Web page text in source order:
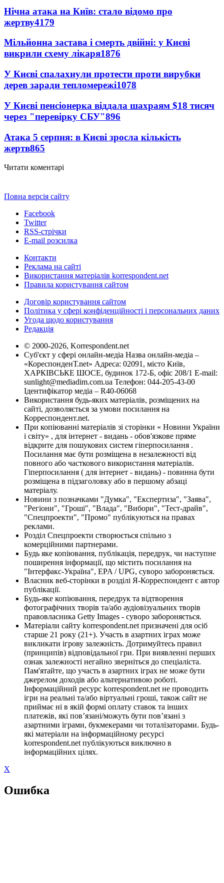
Нічна атака на Київ: стало відомо про
жертву4179
Мільйонна застава і смерть двійні: у Києві
викрили схему лікаря1876
У Києві спалахнули протести проти вирубки
дерев заради тепломережі1078
У Києві пенсіонерка віддала шахраям $18 тисяч
через "перевірку СБУ"896
Атака 5 серпня: в Києві зросла кількість
жертв865
Читати коментарі
Повна версія сайту
Facebook
Twitter
RSS-стрічки
E-mail розсилка
Контакти
Реклама на сайті
Використання матеріалів korrespondent.net
Правила користування сайтом
Договір користування сайтом
Політика у сфері конфіденційності і персональних даних
Угода щодо користування
Редакція
© 2000-2026, Korrespondent.net
Суб'єкт у сфері онлайн-медіа Назва онлайн-медіа –
«КореспонденТ.net» Адреса: 02091, місто Київ,
ХАРКІВСЬКЕ ШОСЕ, будинок 172-Б, офіс 208/1 E-mail:
sunlight@mediadim.com.ua Телефон: 044-205-43-00
Ідентифікатор медіа – R40-06068
Використання будь-яких матеріалів, розміщених на
сайті, дозволяється за умови посилання на
Корреспондент.net.
При копіюванні матеріалів зі сторінки « Новини України
і світу» , для інтернет - видань - обов'язкове пряме
відкрите для пошукових систем гіперпосилання .
Посилання має бути розміщена в незалежності від
повного або часткового використання матеріалів.
Гіперпосилання ( для інтернет - видань) - повинна бути
розміщена в підзаголовку або в першому абзаці
матеріалу.
Новини з позначками "Думка", "Експертиза", "Заява",
"Регіони", "Гроші", "Влада", "Вибори", "Тест-драйв",
"Спецпроекти", "Промо" публікуються на правах
реклами.
Розділ Спецпроекти створюється спільно з
комерційними партнерами.
Будь яке копіювання, публікація, передрук, чи наступне
поширення інформації, що містить посилання на
"Інтерфакс-Україна", EPA / UPG, суворо забороняється.
Власник веб-сторінки в розділі Я-Корреспондент є автор
публікації.
Будь-яке копіювання, передрук та відтворення
фотографічних творів та/або аудіовізуальних творів
правовласника Getty Images - суворо забороняється.
Матеріали сайту korrespondent.net призначені для осіб
старше 21 року (21+). Участь в азартних іграх може
викликати ігрову залежність. Дотримуйтесь правил
(принципів) відповідальної гри. При виявленні перших
ознак залежності негайно зверніться до спеціаліста.
Пам'ятайте, що участь в азартних іграх не може бути
джерелом доходів або альтернативою роботі.
Інформаційний ресурс korrespondent.net не проводить
ігри на реальні та/або віртуальні гроші, також сайт не
приймає ні в якій формі оплату ставок та інших
платежів, які пов’язані/можуть бути пов’язані з
азартними іграми, букмекерами чи тоталізаторами. Будь-
які матеріали на інформаційному ресурсі
korrespondent.net публікуються виключно в
інформаційних цілях.
X
Ошибка